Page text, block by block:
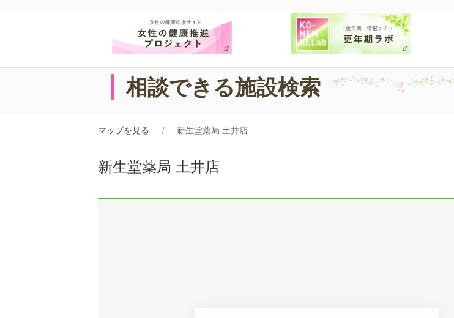
相談できる施設検索
マップを見る 新生堂薬局 土井店
新生堂薬局 土井店